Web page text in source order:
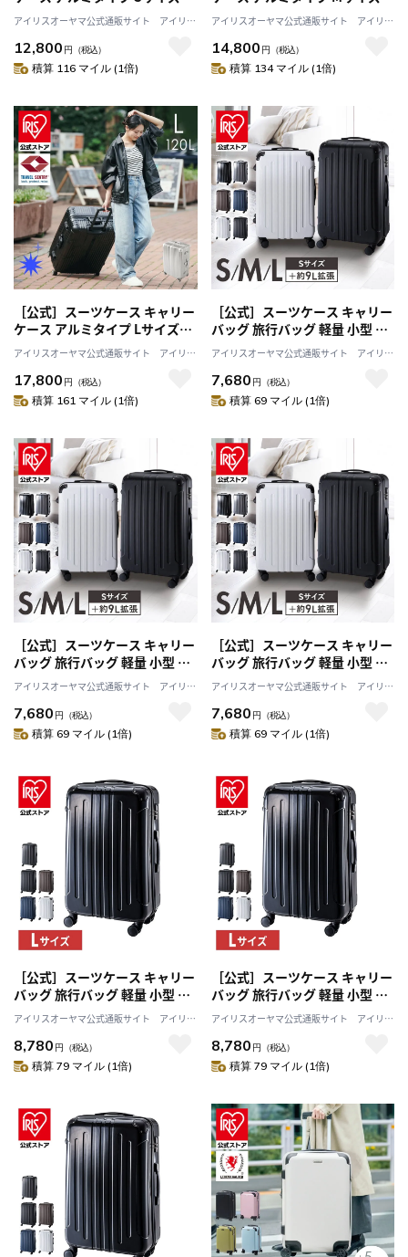
40L ブラック APL-S-BK アイリ
スオーヤマ
アイリスオーヤマ公式通販サイト アイリス
12,800 円 （税込）
積算 116 マイル (1倍)
79L ブラック APL-M-BK アイリ
スオーヤマ
アイリスオーヤマ公式通販サイト アイリス
14,800 円 （税込）
積算 134 マイル (1倍)
［公式］スーツケース キャリー
ケース アルミタイプ Lサイズ
120L ブラック APL-L-BK アイリ
スオーヤマ
アイリスオーヤマ公式通販サイト アイリス
17,800 円 （税込）
積算 161 マイル (1倍)
［公式］スーツケース キャリー
バッグ 旅行バッグ 軽量 小型 旅
行 海外旅行 旅行用品 ダブルキ
ャスター TSAロック Mサイズ
63L ホワイト KD-SCK アイリス
オーヤマ
アイリスオーヤマ公式通販サイト アイリス
7,680 円 （税込）
積算 69 マイル (1倍)
［公式］スーツケース キャリー
バッグ 旅行バッグ 軽量 小型 旅
行 海外旅行 旅行用品 ダブルキ
ャスター TSAロック Mサイズ
63L ネイビー KD-SCK アイリス
オーヤマ
アイリスオーヤマ公式通販サイト アイリス
7,680 円 （税込）
積算 69 マイル (1倍)
［公式］スーツケース キャリー
バッグ 旅行バッグ 軽量 小型 旅
行 海外旅行 旅行用品 ダブルキ
ャスター TSAロック Mサイズ
63L ブラウン KD-SCK アイリス
オーヤマ
アイリスオーヤマ公式通販サイト アイリス
7,680 円 （税込）
積算 69 マイル (1倍)
［公式］スーツケース キャリー
バッグ 旅行バッグ 軽量 小型 旅
行 海外旅行 旅行用品 ダブルキ
ャスター TSAロック Lサイズ
94L ホワイト KD-SCK アイリス
オーヤマ
アイリスオーヤマ公式通販サイト アイリス
8,780 円 （税込）
積算 79 マイル (1倍)
［公式］スーツケース キャリー
バッグ 旅行バッグ 軽量 小型 旅
行 海外旅行 旅行用品 ダブルキ
ャスター TSAロック Lサイズ
94L ネイビー KD-SCK アイリス
オーヤマ
アイリスオーヤマ公式通販サイト アイリス
8,780 円 （税込）
積算 79 マイル (1倍)